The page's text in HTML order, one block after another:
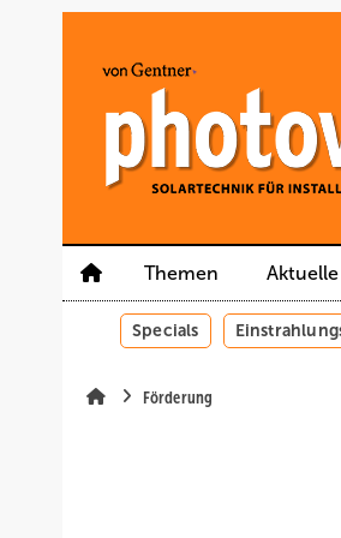
Themen Aktuelle
Specials
Förderung